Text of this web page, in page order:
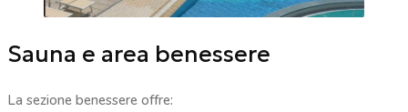
Sauna e area benessere
La sezione benessere offre: